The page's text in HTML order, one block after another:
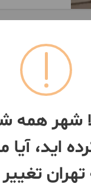
ظفر ۱۹۰ متر سه خواب فول
تهران- ظفر
اجاره
1 هفته پیش
شهر همه
اید، آیا
تهران